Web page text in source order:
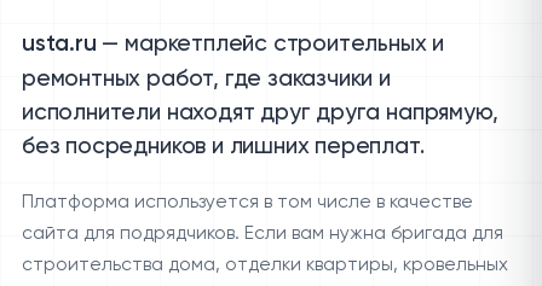
usta.ru — маркетплейс строительных и
ремонтных работ, где заказчики и
исполнители находят друг друга напрямую,
без посредников и лишних переплат.
Платформа используется в том числе в качестве
сайта для подрядчиков. Если вам нужна бригада для
строительства дома, отделки квартиры, кровельных